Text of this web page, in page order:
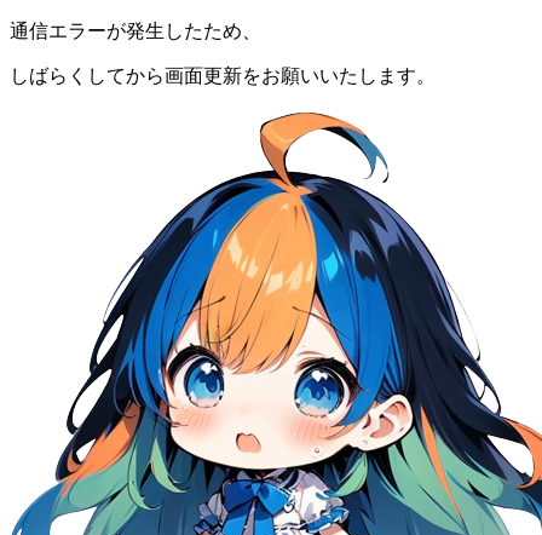
通信エラーが発生したため、
しばらくしてから画面更新をお願いいたします。